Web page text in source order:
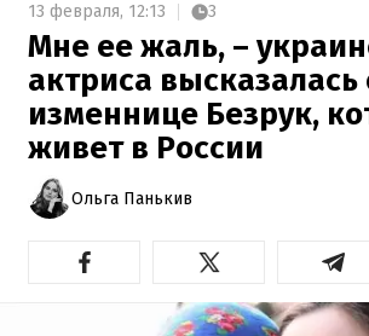
13 февраля, 12:13 3
Мне ее жаль, –
актриса высказалась
изменнице Безрук,
живет в России
Ольга Панькив